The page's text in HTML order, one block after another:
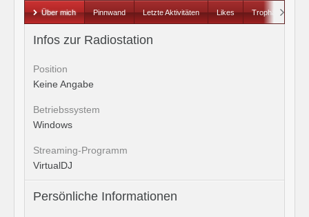
Über mich Pinnwand Letzte Aktivitäten Likes Trophäen
Infos zur Radiostation
Position
Keine Angabe
Betriebssystem
Windows
Streaming-Programm
VirtualDJ
Persönliche Informationen